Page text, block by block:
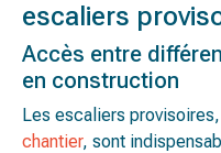
escaliers
Accès entre
en construction
Les escaliers
chantier, sont